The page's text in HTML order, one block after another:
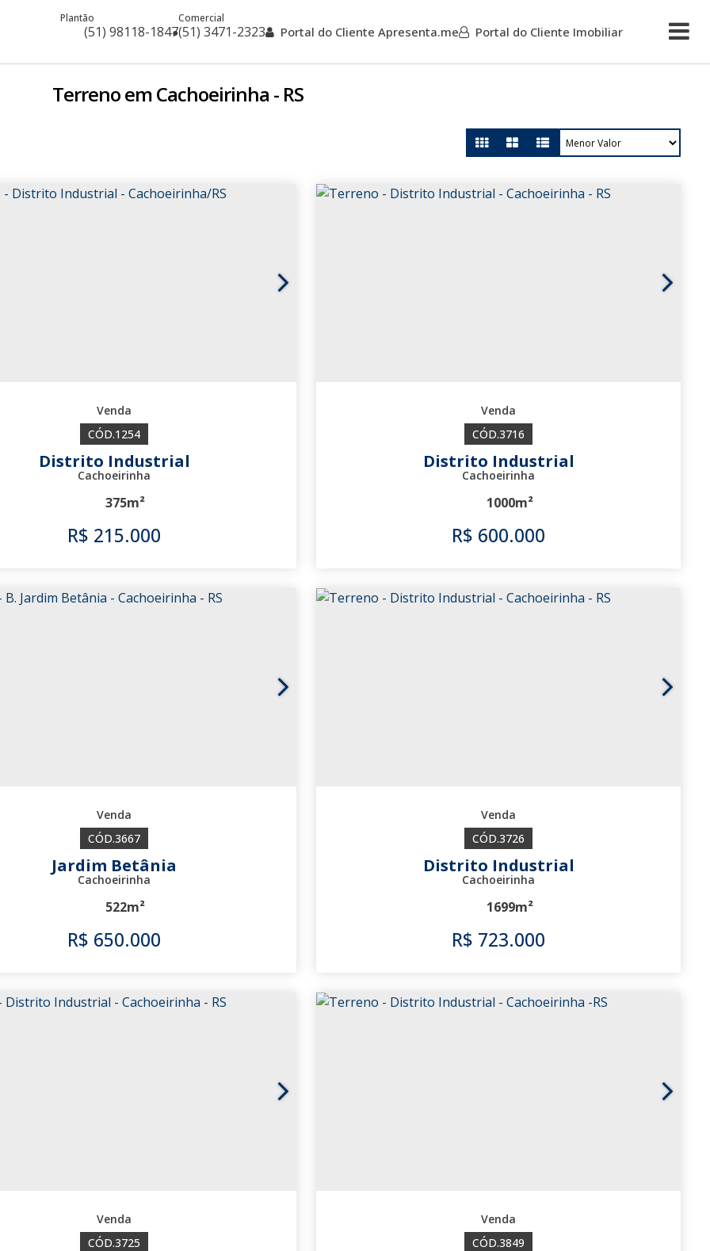
(51) 98118-1847
Plantão
(51) 3471-2323
Comercial
Portal do Cliente Apresenta.me Portal do Cliente Imobiliar
Terreno em Cachoeirinha - RS
1254
R$ 215.000
1254
Distrito Industrial
Cachoeirinha
375m²
3716
R$ 600.000
3716
Distrito Industrial
Cachoeirinha
1000m²
3667
R$ 650.000
3667
Jardim Betânia
Cachoeirinha
522m²
3726
R$ 723.000
3726
Distrito Industrial
Cachoeirinha
1699m²
3725 3849